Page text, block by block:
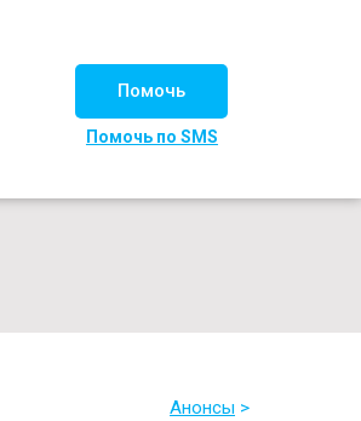
Помочь
Помочь по SMS
Анонсы >